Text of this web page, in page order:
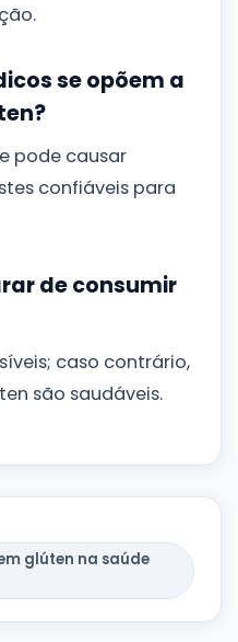
se opõem a
pode causar
confiáveis para
de consumir
caso contrário,
são saudáveis.
glúten na saúde